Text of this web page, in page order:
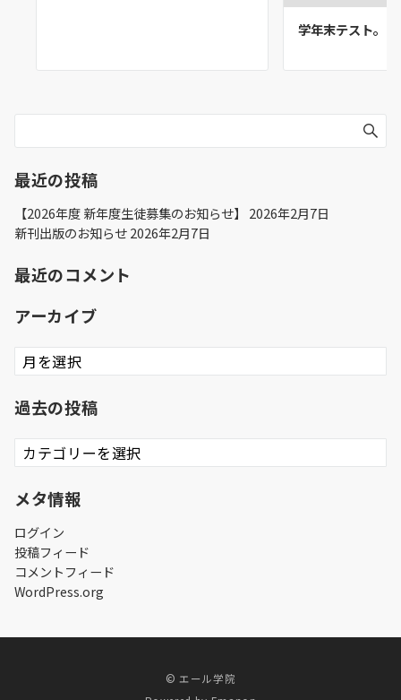
学年末テスト。
最近の投稿
【2026年度 新年度生徒募集のお知らせ】
2026年2月7日
新刊出版のお知らせ 2026年2月7日
最近のコメント
アーカイブ
ア
ー
イ
過去の投稿
過
去
投
メタ情報
ログイン
投稿フィード
コメントフィード
WordPress.org
© エール学院